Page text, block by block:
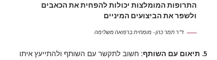
התרופות המומלצות יכולות להפחית את הכאבים
ולשפר את הביצועים המיניים
ד"ר תמר כהן – מומחית ברפואה משלימה
5. תיאום עם השותף:
חשוב לתקשר עם השותף ולהתייעץ איתו